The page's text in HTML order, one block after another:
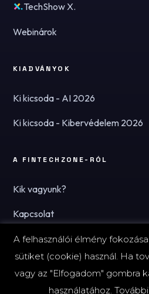
TechShow X.
Webinárok
KIADVÁNYOK
Ki kicsoda - AI 2026
Ki kicsoda - Kibervédelem 2026
A FINTECHZONE-RÓL
Kik vagyunk?
Kapcsolat
Hírlevél
A felhasználói élmény
sütiket (cookie) használ. Ha
vagy az "Elfogadom" gombra
használatához.